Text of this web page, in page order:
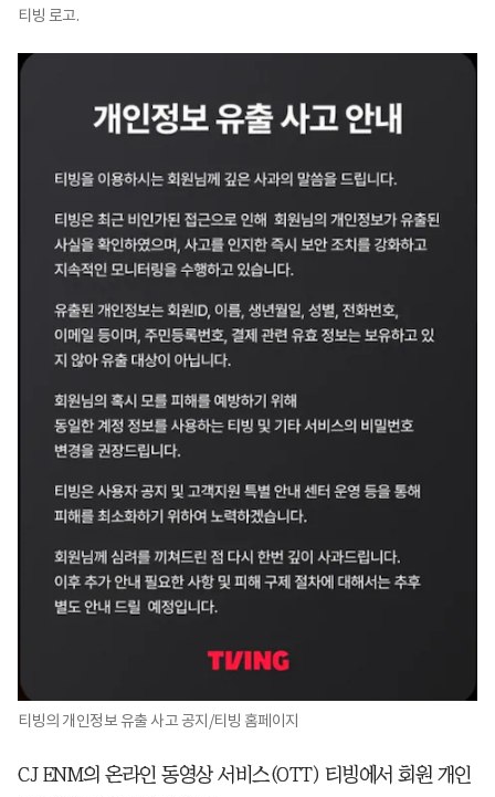
티빙 로고.
티빙의 개인정보 유출 사고 공지/티빙 홈페이지
CJ ENM의 온라인 동영상 서비스(OTT) 티빙에서 회원 개인